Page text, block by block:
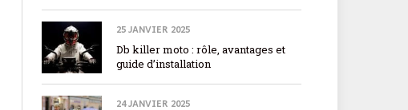
25 JANVIER 2025
Db killer moto : rôle, avantages et
guide d’installation
24 JANVIER 2025